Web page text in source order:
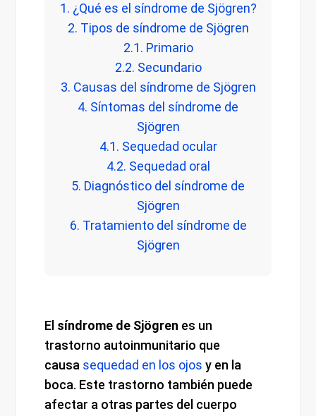
1. ¿Qué es el síndrome de Sjögren?
2. Tipos de síndrome de Sjögren
2.1. Primario
2.2. Secundario
3. Causas del síndrome de Sjögren
4. Síntomas del síndrome de
Sjögren
4.1. Sequedad ocular
4.2. Sequedad oral
5. Diagnóstico del síndrome de
Sjögren
6. Tratamiento del síndrome de
Sjögren
El síndrome de Sjögren es un
trastorno autoinmunitario que
causa sequedad en los ojos y en la
boca. Este trastorno también puede
afectar a otras partes del cuerpo